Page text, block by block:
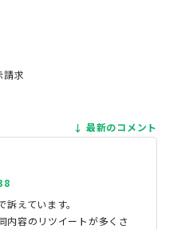
請求
最新のコメント
えています。
内容のリツイートが多くさ